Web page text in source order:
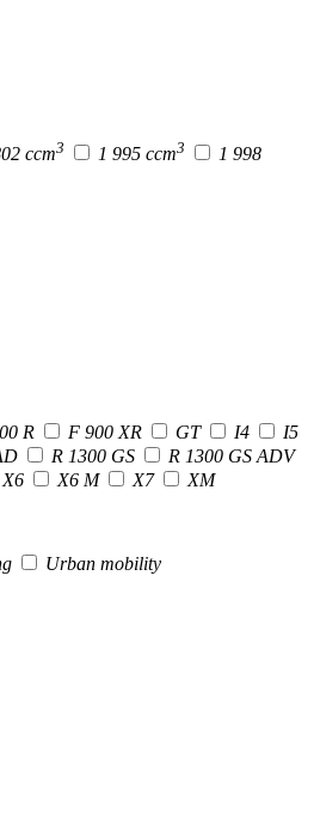
ccm3 1 995 ccm3 1 998
R F 900 XR GT I4
I5
R 1300 GS
R 1300 GS ADV
X6 X6 M X7 XM
Urban mobility